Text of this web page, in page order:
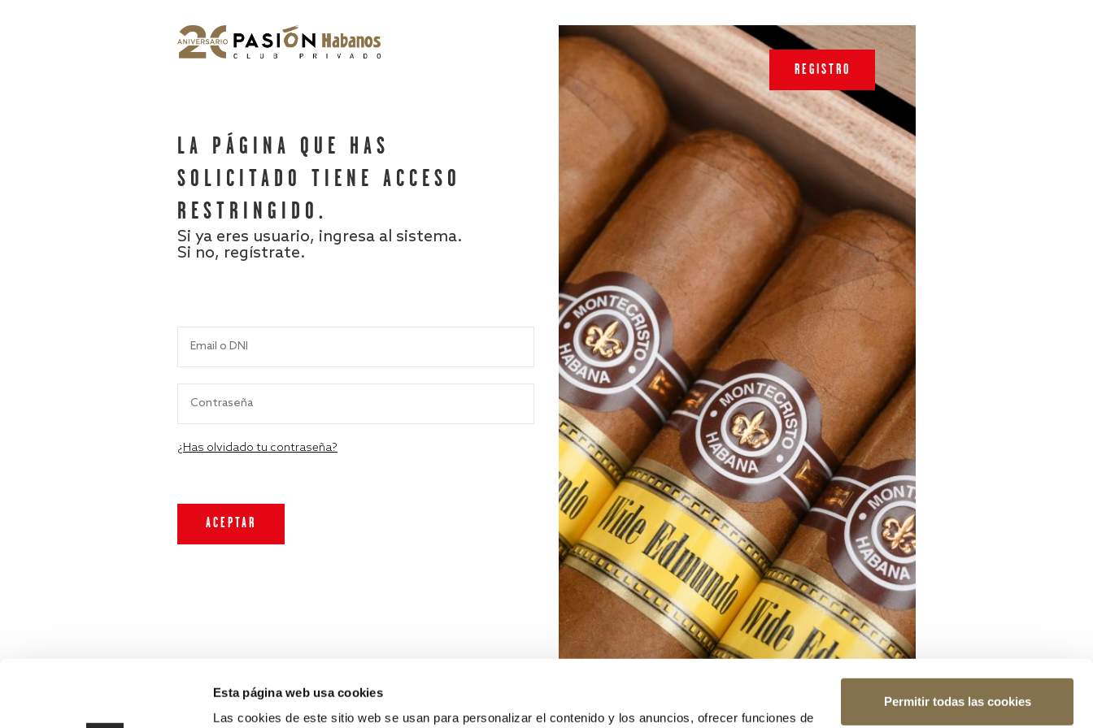
Esta página web usa cookies
Las cookies de este sitio web se usan para personalizar el contenido y los anuncios, ofrecer funciones de
Permitir todas las cookies
LA PÁGINA QUE HAS
SOLICITADO TIENE ACCESO
RESTRINGIDO.
Si ya eres usuario, ingresa al sistema.
Si no, regístrate.
¿Has olvidado tu contraseña?
REGISTRO